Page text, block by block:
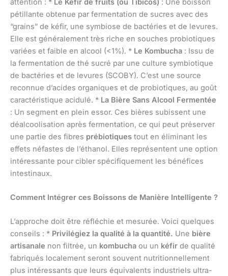
attention : * Le Kéfir de fruits (ou Tibicos) : Une boisson
pétillante obtenue par fermentation de sucres avec des
“grains” de kéfir, une symbiose de bactéries et de levures.
Elle est généralement très riche en souches probiotiques
variées et faible en alcool (<1%). * Le Kombucha : Issu de
la fermentation de thé sucré par une culture symbiotique
de bactéries et de levures (SCOBY). C’est une source
reconnue d’acides organiques et de probiotiques, au goût
caractéristique acidulé. * La Bière Sans Alcool Fermentée
: Un segment en plein essor. Ces bières subissent une
déalcoolisation après fermentation, ce qui peut préserver
une partie des fibres prébiotiques tout en éliminant les
effets néfastes de l’éthanol. Elles représentent une option
intéressante pour cibler spécifiquement les bénéfices
intestinaux.
Comment Intégrer ces Boissons de Manière Intelligente ?
L’approche doit être réfléchie et mesurée. Voici quelques
conseils : * Privilégiez la qualité à la quantité. Une bière
artisanale non filtrée, un kombucha ou un kéfir de qualité
fabriqués localement seront souvent nutritionnellement
plus intéressants que leurs équivalents industriels ultra-